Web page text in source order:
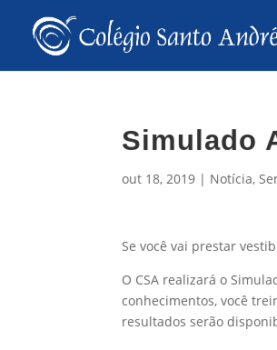
Simulado
out 18, 2019 | Notícia,
Se você vai prestar
O CSA realizará o
conhecimentos, você
resultados serão